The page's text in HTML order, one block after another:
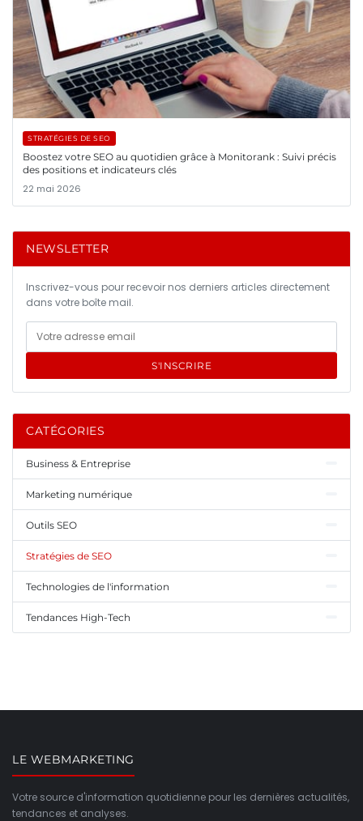
STRATÉGIES DE SEO
Boostez votre SEO au quotidien grâce à Monitorank : Suivi précis
des positions et indicateurs clés
22 mai 2026
NEWSLETTER
Inscrivez-vous pour recevoir nos derniers articles directement
dans votre boîte mail.
S'INSCRIRE
CATÉGORIES
Business & Entreprise
Marketing numérique
Outils SEO
Stratégies de SEO
Technologies de l'information
Tendances High-Tech
LE WEBMARKETING
Votre source d'information quotidienne pour les dernières actualités,
tendances et analyses.